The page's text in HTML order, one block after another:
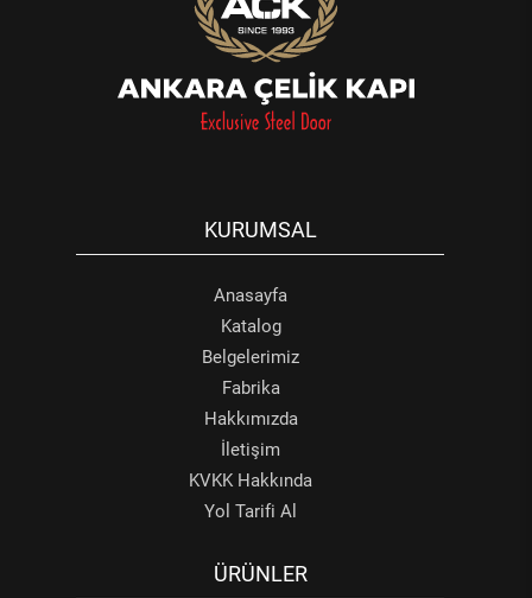
KURUMSAL
Anasayfa
Katalog
Belgelerimiz
Fabrika
Hakkımızda
İletişim
KVKK Hakkında
Yol Tarifi Al
ÜRÜNLER